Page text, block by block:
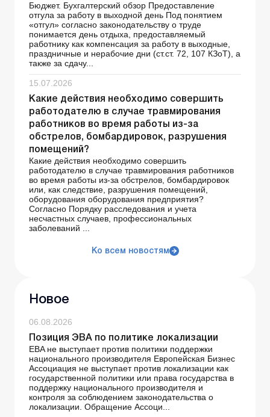
Бюджет. Бухгалтерский обзор Предоставление
отгула за работу в выходной день Под понятием
«отгул» согласно законодательству о труде
понимается день отдыха, предоставляемый
работнику как компенсация за работу в выходные,
праздничные и нерабочие дни (ст.ст. 72, 107 КЗоТ), а
также за сдачу...
15.07.2026
Какие действия необходимо совершить
работодателю в случае травмирования
работников во время работы из-за
обстрелов, бомбардировок, разрушения
помещений?
Какие действия необходимо совершить
работодателю в случае травмирования работников
во время работы из-за обстрелов, бомбардировок
или, как следствие, разрушения помещений,
оборудования оборудования предприятия?
Согласно Порядку расследования и учета
несчастных случаев, профессиональных
заболеваний ...
Ко всем новостям
Новое
06.08.2026
Позиция ЭВА по политике локализации
EBA не выступает против политики поддержки
национального производителя Европейская Бизнес
Ассоциация не выступает против локализации как
государственной политики или права государства в
поддержку национального производителя и
контроля за соблюдением законодательства о
локализации. Обращение Ассоци...